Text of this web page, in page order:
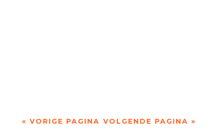
« VORIGE PAGINA VOLGENDE PAGINA »